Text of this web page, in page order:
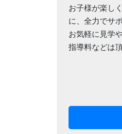
お子様が楽し
に、全力でサ
お気軽に見学
指導料などは